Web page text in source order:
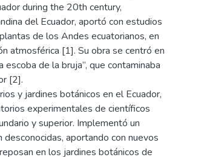
during the 20th century,
del Ecuador, aportó con estudios
de los Andes ecuatorianos, en
atmosférica [1]. Su obra se centró en
de la bruja”, que contaminaba
[2].
y jardines botánicos en el Ecuador,
experimentales de científicos
y superior. Implementó un
aportando con nuevos
en los jardines botánicos de